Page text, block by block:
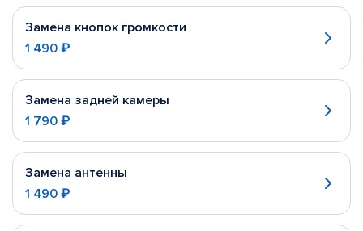
Замена кнопок громкости
1 490 ₽
Замена задней камеры
1 790 ₽
Замена антенны
1 490 ₽